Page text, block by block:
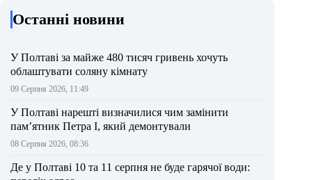
Останні новини
У Полтаві за майже 480 тисяч гривень хочуть
облаштувати соляну кімнату
09 Серпня 2026, 11:49
У Полтаві нарешті визначилися чим замінити
пам’ятник Петра І, який демонтували
08 Серпня 2026, 08:36
Де у Полтаві 10 та 11 серпня не буде гарячої води: